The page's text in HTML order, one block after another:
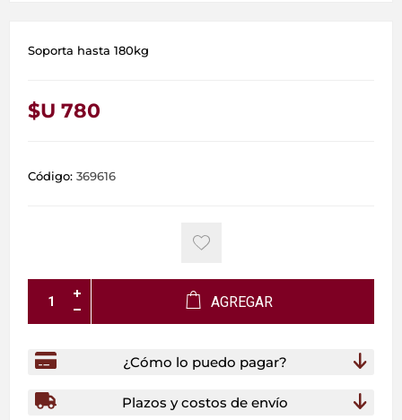
Soporta hasta 180kg
$U 780
Código: 369616
AGREGAR
¿Cómo lo puedo pagar?
Plazos y costos de envío